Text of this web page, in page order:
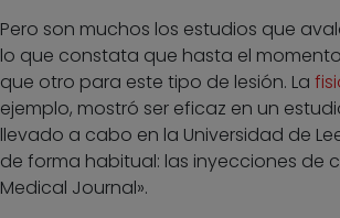
Pero son muchos los estudios que
lo que constata que hasta el
que otro para este tipo de lesión. La
ejemplo, mostró ser eficaz en un
llevado a cabo en la Universidad de
de forma habitual: las inyecciones de
Medical Journal».